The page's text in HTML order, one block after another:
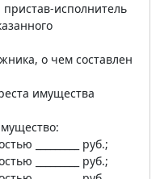
пристав-исполнитель
о чем составлен
ареста имущества
_________ руб.;
_________ руб.;